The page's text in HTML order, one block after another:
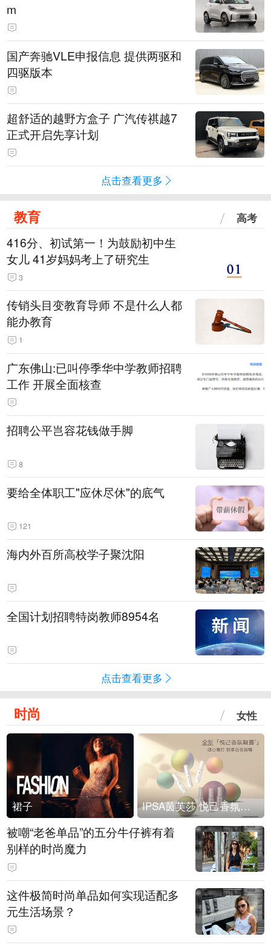
m
国产奔驰VLE申报信息 提供两驱和
四驱版本
超舒适的越野方盒子 广汽传祺越7
正式开启先享计划
点击查看更多
教育 高考
416分、初试第一！为鼓励初中生
女儿 41岁妈妈考上了研究生
3
传销头目变教育导师 不是什么人都
能办教育
1
广东佛山:已叫停季华中学教师招聘
工作 开展全面核查
招聘公平岂容花钱做手脚
8
要给全体职工"应休尽休"的底气
121
海内外百所高校学子聚沈阳
全国计划招聘特岗教师8954名
点击查看更多
时尚 女性
裙子 IPSA茵芙莎 悦己香氛凝露上市
被嘲“老爸单品”的五分牛仔裤有着
别样的时尚魔力
这件极简时尚单品如何实现适配多
元生活场景？